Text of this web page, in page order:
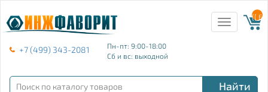
+7 (499) 343-2081
Пн-пт: 9:00-18:00
Сб и вс: выходной
Toggle
navigation
{{
Найти